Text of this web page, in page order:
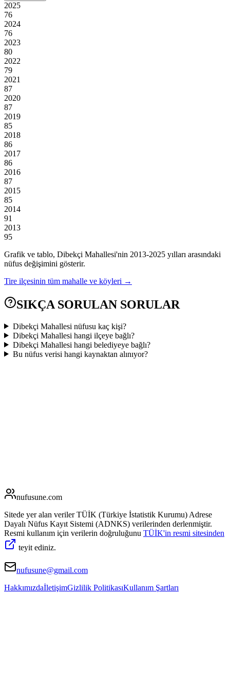
2025
76
2024
76
2023
80
2022
79
2021
87
2020
87
2019
85
2018
86
2017
86
2016
87
2015
85
2014
91
2013
95
Grafik ve tablo, Dibekçi Mahallesi'nin 2013-2025 yılları arasındaki
nüfus değişimini gösterir.
Tire ilçesinin tüm mahalle ve köyleri →
SIKÇA SORULAN SORULAR
Dibekçi Mahallesi nüfusu kaç kişi?
Dibekçi Mahallesi hangi ilçeye bağlı?
Dibekçi Mahallesi hangi belediyeye bağlı?
Bu nüfus verisi hangi kaynaktan alınıyor?
nufusune.com
Sitede yer alan veriler TÜİK (Türkiye İstatistik Kurumu) Adrese
Dayalı Nüfus Kayıt Sistemi (ADNKS) verilerinden derlenmiştir.
Resmi kullanım için verilerin doğruluğunu TÜİK'in resmi sitesinden
teyit ediniz.
nufusune@gmail.com
HakkımızdaİletişimGizlilik PolitikasıKullanım Şartları